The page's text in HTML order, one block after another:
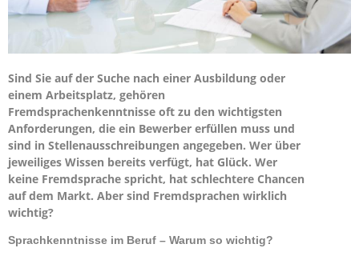
Sind Sie auf der Suche nach einer Ausbildung oder
einem Arbeitsplatz, gehören
Fremdsprachenkenntnisse oft zu den wichtigsten
Anforderungen, die ein Bewerber erfüllen muss und
sind in Stellenausschreibungen angegeben. Wer über
jeweiliges Wissen bereits verfügt, hat Glück. Wer
keine Fremdsprache spricht, hat schlechtere Chancen
auf dem Markt. Aber sind Fremdsprachen wirklich
wichtig?
Sprachkenntnisse im Beruf – Warum so wichtig?